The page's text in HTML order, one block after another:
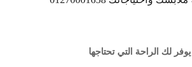
لك الراحة التي تحتاجها